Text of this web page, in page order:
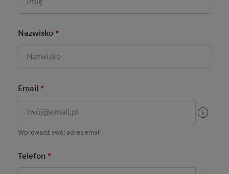
Nazwisko *Mandatory Field
Email *Mandatory Field
Wprowadź swój adres email
Telefon *Mandatory Field